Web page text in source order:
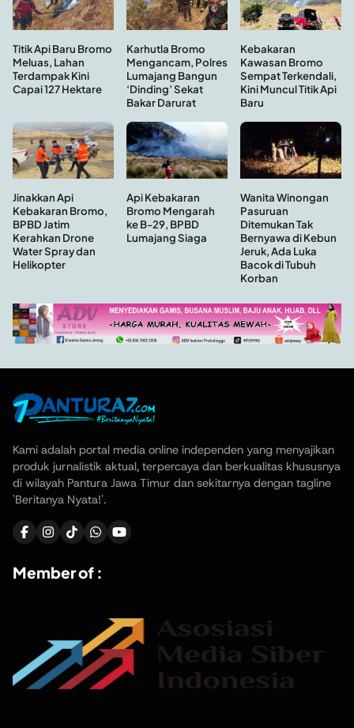
Titik Api Baru Bromo
Meluas, Lahan
Terdampak Kini
Capai 127 Hektare
Karhutla Bromo
Mengancam, Polres
Lumajang Bangun
‘Dinding’ Sekat
Bakar Darurat
Kebakaran
Kawasan Bromo
Sempat Terkendali,
Kini Muncul Titik Api
Baru
Jinakkan Api
Kebakaran Bromo,
BPBD Jatim
Kerahkan Drone
Water Spray dan
Helikopter
Api Kebakaran
Bromo Mengarah
ke B-29, BPBD
Lumajang Siaga
Wanita Winongan
Pasuruan
Ditemukan Tak
Bernyawa di Kebun
Jeruk, Ada Luka
Bacok di Tubuh
Korban
Kami adalah portal media online independen yang menyajikan
produk jurnalistik aktual, terpercaya dan berkualitas khususnya
di wilayah Pantura Jawa Timur dan sekitarnya dengan tagline
'Beritanya Nyata!'.
Member of :